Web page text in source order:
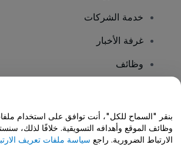
خدمة الشركات
غرفة الأخبار
وظائف
مركز المساعدة / اتصل بنا
بنقر "السماح للكل"، أنت توافق على استخدام
وظائف الموقع وأهدافه التسويقية. خلافًا لذلك،
الارتباط الضرورية. راجع سياسة ملفات تعريف